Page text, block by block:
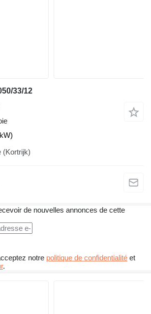
33/12
(Kortrijk)
de nouvelles annonces de cette
notre politique de confidentialité et
.